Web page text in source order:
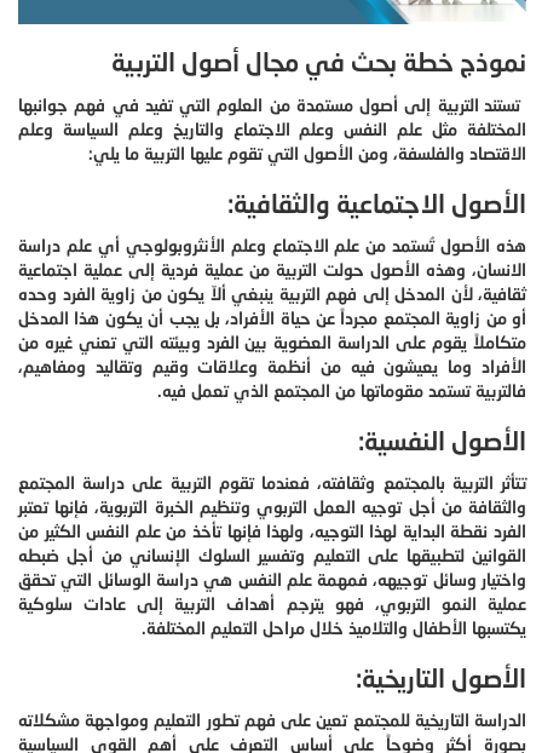
نموذج خطة بحث في مجال أصول التربية
تستند التربية إلى أصول مستمدة من العلوم التي تفيد في فهم جوانبها
المختلفة مثل علم النفس وعلم الاجتماع والتاريخ وعلم السياسة وعلم
الاقتصاد والفلسفة، ومن الأصول التي تقوم عليها التربية ما يلي:
الأصول الاجتماعية والثقافية:
هذه الأصول تُستمد من علم الاجتماع وعلم الأنثروبولوجي أي علم دراسة
الانسان، وهذه الأصول حولت التربية من عملية فردية إلى عملية اجتماعية
ثقافية، لأن المدخل إلى فهم التربية ينبغي ألاّ يكون من زاوية الفرد وحده
أو من زاوية المجتمع مجرداً عن حياة الأفراد، بل يجب أن يكون هذا المدخل
متكاملاً يقوم على الدراسة العضوية بين الفرد وبيئته التي تعني غيره من
الأفراد وما يعيشون فيه من أنظمة وعلاقات وقيم وتقاليد ومفاهيم،
فالتربية تستمد مقوماتها من المجتمع الذي تعمل فيه.
الأصول النفسية:
تتأثر التربية بالمجتمع وثقافته، فعندما تقوم التربية على دراسة المجتمع
والثقافة من أجل توجيه العمل التربوي وتنظيم الخبرة التربوية، فإنها تعتبر
الفرد نقطة البداية لهذا التوجيه، ولهذا فإنها تأخذ من علم النفس الكثير من
القوانين لتطبيقها على التعليم وتفسير السلوك الإنساني من أجل ضبطه
واختيار وسائل توجيهه، فمهمة علم النفس هي دراسة الوسائل التي تحقق
عملية النمو التربوي، فهو يترجم أهداف التربية إلى عادات سلوكية
يكتسبها الأطفال والتلاميذ خلال مراحل التعليم المختلفة.
الأصول التاريخية:
الدراسة التاريخية للمجتمع تعين على فهم تطور التعليم ومواجهة مشكلاته
بصورة أكثر وضوحاً على أساس التعرف على أهم القوى السياسية